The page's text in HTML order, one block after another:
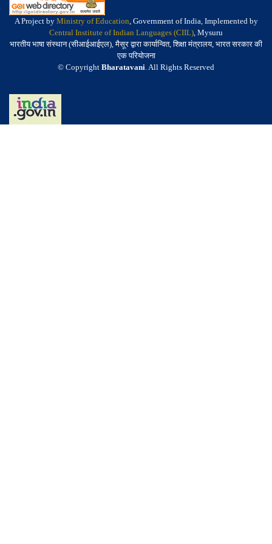
A Project by Ministry of Education, Government of India, Implemented by
Central Institute of Indian Languages (CIIL), Mysuru
भारतीय भाषा संस्थान (सीआईआईएल), मैसूर द्वारा कार्यान्वित, शिक्षा मंत्रालय, भारत सरकार की
एक परियोजना
© Copyright Bharatavani. All Rights Reserved